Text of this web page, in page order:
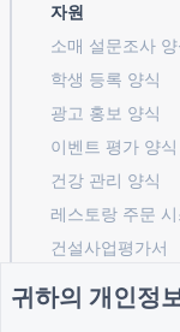
자원
소매 설문조사 양
학생 등록 ​​양식
광고 홍보 양식
이벤트 평가 양식
건강 관리 양식
레스토랑 주문
건설사업평가서
유틸리티 서비스
귀하의 개인정